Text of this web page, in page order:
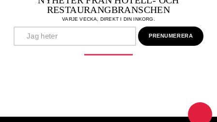
RESTAURANGBRANSCHEN
VARJE VECKA, DIREKT I DIN INKORG.